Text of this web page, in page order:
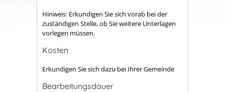
Hinweis: Erkundigen Sie sich vorab bei der
zuständigen Stelle, ob Sie weitere Unterlagen
vorlegen müssen.
Kosten
Erkundigen Sie sich dazu bei Ihrer Gemeinde
Bearbeitungsdauer